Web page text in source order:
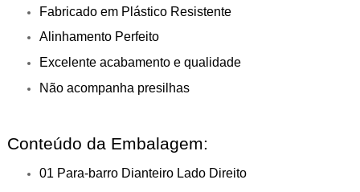
Fabricado em Plástico Resistente
Alinhamento Perfeito
Excelente acabamento e qualidade
Não acompanha presilhas
Conteúdo da Embalagem:
01 Para-barro Dianteiro Lado Direito